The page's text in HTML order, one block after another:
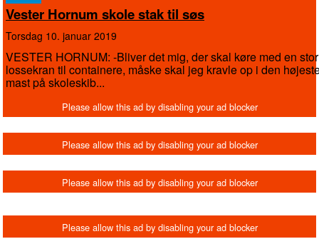
Vester Hornum skole stak til søs
torsdag 10. januar 2019
VESTER HORNUM: -Bliver det mig, der skal køre med en stor
lossekran til containere, måske skal jeg kravle op i den
mast på skoleskib...